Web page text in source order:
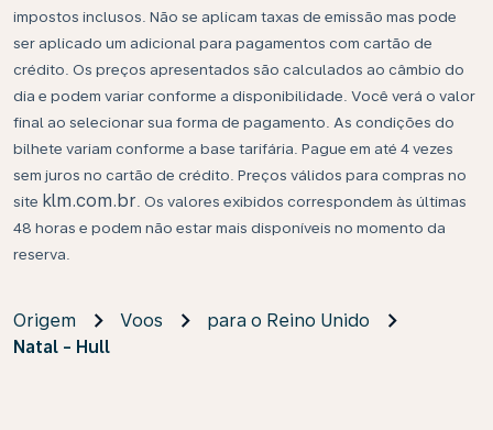
impostos inclusos. Não se aplicam taxas de emissão mas pode
ser aplicado um adicional para pagamentos com cartão de
crédito. Os preços apresentados são calculados ao câmbio do
dia e podem variar conforme a disponibilidade. Você verá o valor
final ao selecionar sua forma de pagamento. As condições do
bilhete variam conforme a base tarifária. Pague em até 4 vezes
sem juros no cartão de crédito. Preços válidos para compras no
site klm.com.br . Os valores exibidos correspondem às últimas
48 horas e podem não estar mais disponíveis no momento da
reserva.
Origem Voos
para o Reino Unido
Natal - Hull